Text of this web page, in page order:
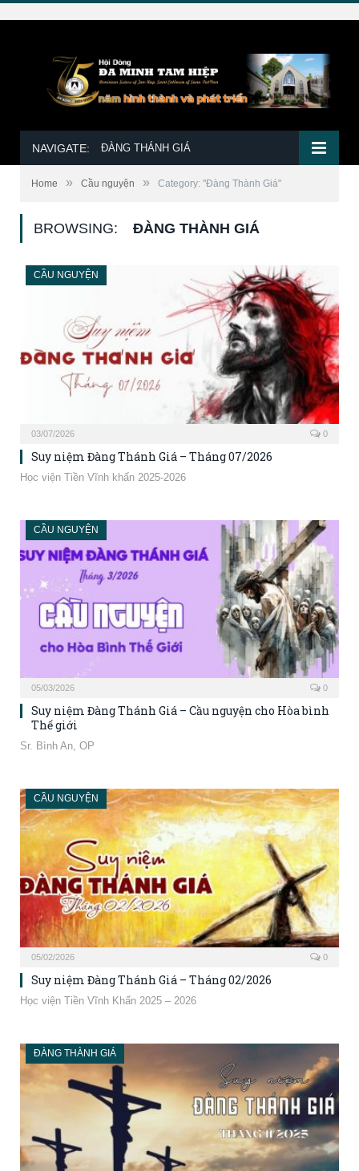
NAVIGATE: ĐÀNG THÁNH GIÁ
Home » Cầu nguyện » Category: "Đàng Thành Giá"
BROWSING: ĐÀNG THÀNH GIÁ
CẦU NGUYỆN
03/07/2026 0
Suy niệm Đàng Thánh Giá – Tháng 07/2026
Học viện Tiền Vĩnh khấn 2025-2026
CẦU NGUYỆN
05/03/2026 0
Suy niệm Đàng Thánh Giá – Cầu nguyện cho Hòa bình
Thế giới
Sr. Bình An, OP
CẦU NGUYỆN
05/02/2026 0
Suy niệm Đàng Thánh Giá – Tháng 02/2026
Học viện Tiền Vĩnh Khấn 2025 – 2026
ĐÀNG THÀNH GIÁ